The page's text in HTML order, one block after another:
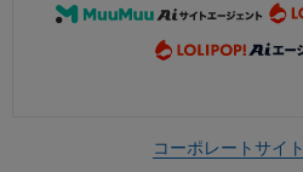
コーポレートサイト